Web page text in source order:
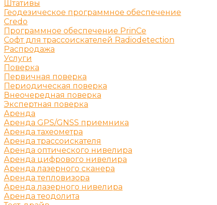
Штативы
Геодезическое программное обеспечение
Credo
Программное обеспечение PrinCe
Софт для трассоискателей Radiodetection
Распродажа
Услуги
Поверка
Первичная поверка
Периодическая поверка
Внеочередная поверка
Экспертная поверка
Аренда
Аренда GPS/GNSS приемника
Аренда тахеометра
Аренда трассоискателя
Аренда оптического нивелира
Аренда цифрового нивелира
Аренда лазерного сканера
Аренда тепловизора
Аренда лазерного нивелира
Аренда теодолита